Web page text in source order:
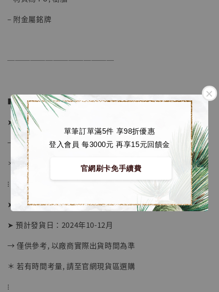
單筆訂單滿5件 享98折優惠
登入會員 每3000元 再享15元回饋金
官網刷卡免手續費
【店內現貨】海賊王 系列蒐藏雕像 布魯克達
摩 [7STARS Studio]
NT$ 1,500
– 附金屬銘牌
──────────────
■ 販售資訊：
➤ 價格 7280元 (訂金2780)
→ 國際運費到台後通知
＊運費合理 請安心選購
⁝
➤ 預購截止日：限量額滿即止
➤ 預計發貨日：2024年10-12月
→ 僅供參考, 以廠商實際出貨時間為準
＊ 若有時間考量, 請至官網現貨區選購
⁝